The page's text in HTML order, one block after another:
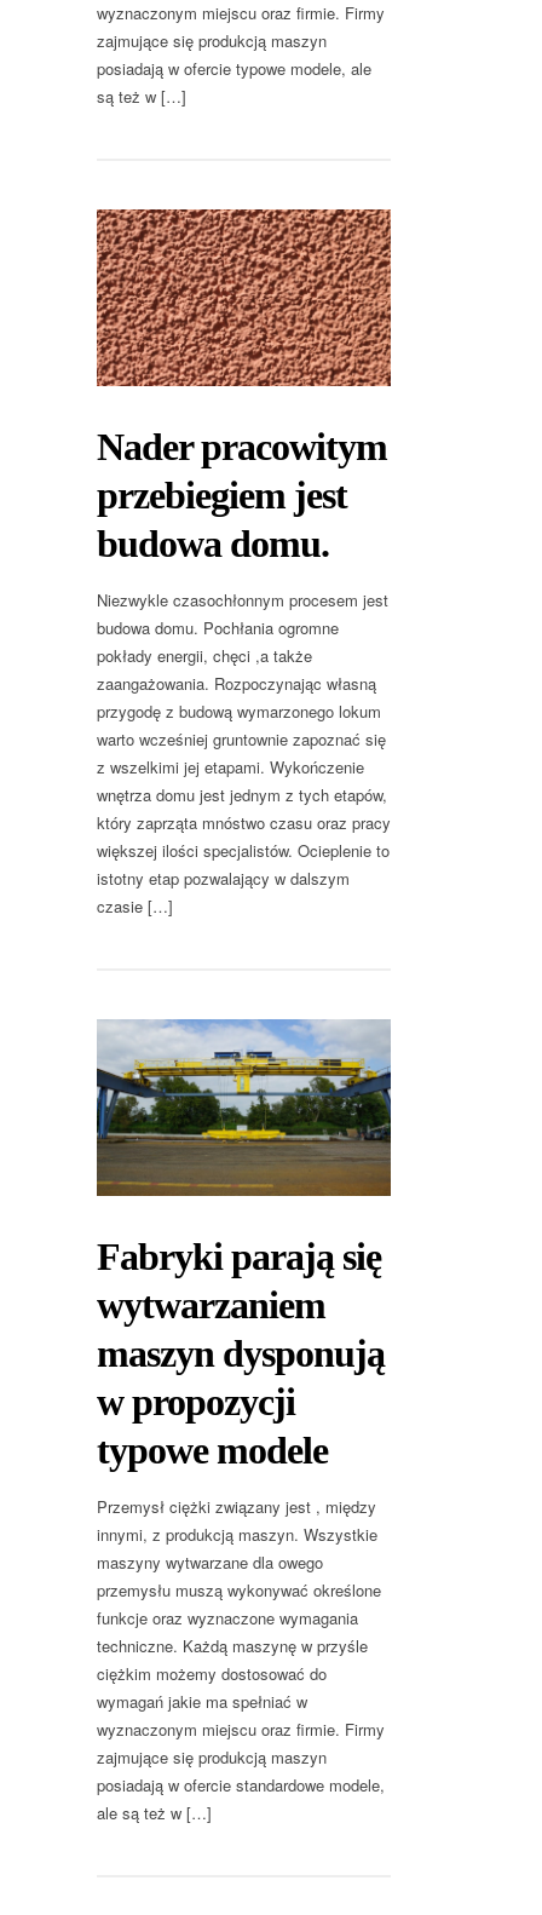
wyznaczonym miejscu oraz firmie. Firmy
zajmujące się produkcją maszyn
posiadają w ofercie typowe modele, ale
są też w […]
Nader pracowitym
przebiegiem jest
budowa domu.
Niezwykle czasochłonnym procesem jest
budowa domu. Pochłania ogromne
pokłady energii, chęci ,a także
zaangażowania. Rozpoczynając własną
przygodę z budową wymarzonego lokum
warto wcześniej gruntownie zapoznać się
z wszelkimi jej etapami. Wykończenie
wnętrza domu jest jednym z tych etapów,
który zaprząta mnóstwo czasu oraz pracy
większej ilości specjalistów. Ocieplenie to
istotny etap pozwalający w dalszym
czasie […]
Fabryki parają się
wytwarzaniem
maszyn dysponują
w propozycji
typowe modele
Przemysł ciężki związany jest , między
innymi, z produkcją maszyn. Wszystkie
maszyny wytwarzane dla owego
przemysłu muszą wykonywać określone
funkcje oraz wyznaczone wymagania
techniczne. Każdą maszynę w przyśle
ciężkim możemy dostosować do
wymagań jakie ma spełniać w
wyznaczonym miejscu oraz firmie. Firmy
zajmujące się produkcją maszyn
posiadają w ofercie standardowe modele,
ale są też w […]